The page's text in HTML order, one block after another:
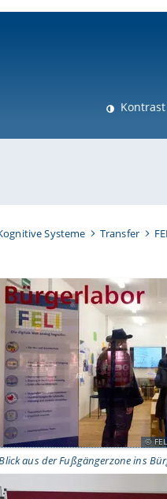
Kontrast
Systeme Transfer
aus der Fußgängerzone ins